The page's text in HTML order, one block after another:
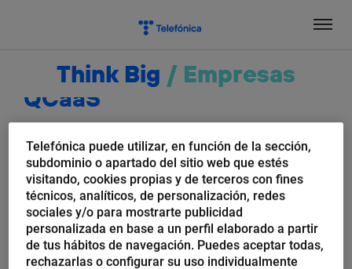
Think Big / Empresas
QCaaS
Telefónica puede utilizar, en función de la sección,
subdominio o apartado del sitio web que estés
visitando, cookies propias y de terceros con fines
técnicos, analíticos, de personalización, redes
sociales y/o para mostrarte publicidad
personalizada en base a un perfil elaborado a partir
de tus hábitos de navegación. Puedes aceptar todas,
rechazarlas o configurar su uso individualmente